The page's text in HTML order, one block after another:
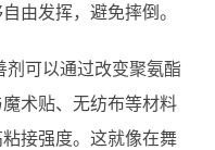
由发挥，避免摔倒。
剂可以通过改变聚氨酯
术贴、无纺布等材料
接强度。这就像在舞